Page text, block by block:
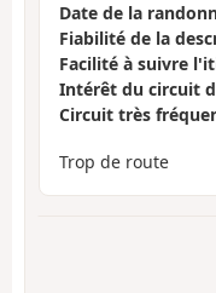
Date de la
Fiabilité de la
Facilité à suivre
Intérêt du circuit
Circuit très
Trop de route